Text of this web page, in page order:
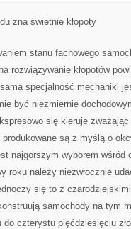
zna świetnie kłopoty
stanu fachowego
rozwiązywanie kłopotów
specjalność mechaniki
być niezmiernie
się kieruje
są z myślą o
najgorszym wyborem
roku należy niezwłocznie
się to z
samochody na tym
do czterystu pięćdziesięciu